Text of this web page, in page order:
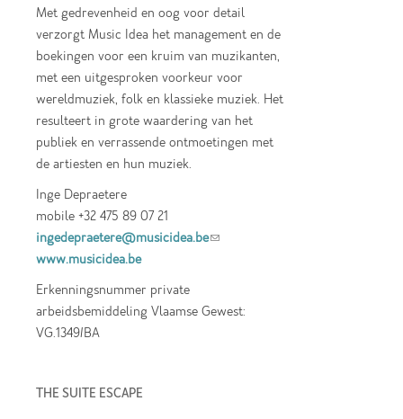
Met gedrevenheid en oog voor detail
verzorgt Music Idea het management en de
boekingen voor een kruim van muzikanten,
met een uitgesproken voorkeur voor
wereldmuziek, folk en klassieke muziek. Het
resulteert in grote waardering van het
publiek en verrassende ontmoetingen met
de artiesten en hun muziek.
Inge Depraetere
mobile +32 475 89 07 21
ingedepraetere@musicidea.be(link sends e-
www.musicidea.be
Erkenningsnummer private
arbeidsbemiddeling Vlaamse Gewest:
VG.1349/BA
THE SUITE ESCAPE